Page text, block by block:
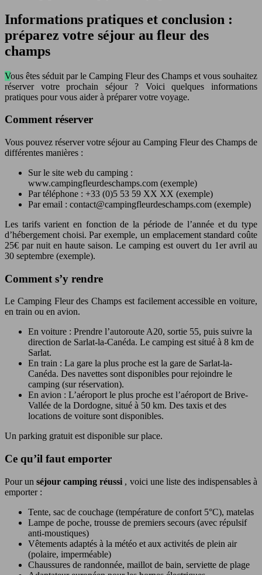
Informations pratiques et conclusion :
préparez votre séjour au fleur des
champs
Vous êtes séduit par le Camping Fleur des Champs et vous souhaitez
réserver votre prochain séjour ? Voici quelques informations
pratiques pour vous aider à préparer votre voyage.
Comment réserver
Vous pouvez réserver votre séjour au Camping Fleur des Champs de
différentes manières :
Sur le site web du camping :
www.campingfleurdeschamps.com (exemple)
Par téléphone : +33 (0)5 53 59 XX XX (exemple)
Par email : contact@campingfleurdeschamps.com (exemple)
Les tarifs varient en fonction de la période de l’année et du type
d’hébergement choisi. Par exemple, un emplacement standard coûte
25€ par nuit en haute saison. Le camping est ouvert du 1er avril au
30 septembre (exemple).
Comment s’y rendre
Le Camping Fleur des Champs est facilement accessible en voiture,
en train ou en avion.
En voiture : Prendre l’autoroute A20, sortie 55, puis suivre la
direction de Sarlat-la-Canéda. Le camping est situé à 8 km de
Sarlat.
En train : La gare la plus proche est la gare de Sarlat-la-
Canéda. Des navettes sont disponibles pour rejoindre le
camping (sur réservation).
En avion : L’aéroport le plus proche est l’aéroport de Brive-
Vallée de la Dordogne, situé à 50 km. Des taxis et des
locations de voiture sont disponibles.
Un parking gratuit est disponible sur place.
Ce qu’il faut emporter
Pour unséjour camping réussi , voici une liste des indispensables à
emporter :
Tente, sac de couchage (température de confort 5°C), matelas
Lampe de poche, trousse de premiers secours (avec répulsif
anti-moustiques)
Vêtements adaptés à la météo et aux activités de plein air
(polaire, imperméable)
Chaussures de randonnée, maillot de bain, serviette de plage